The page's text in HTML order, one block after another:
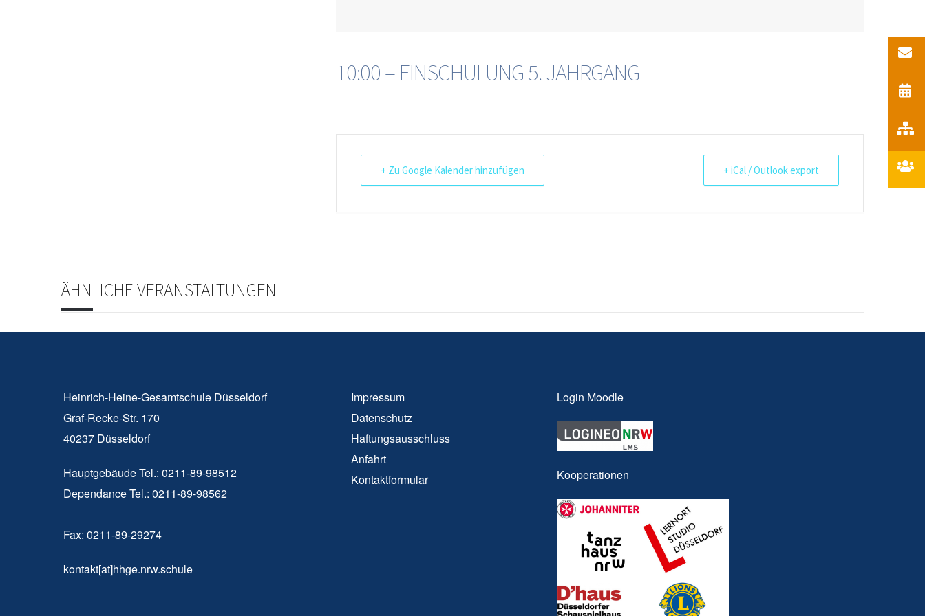
10:00 – EINSCHULUNG 5. JAHRGANG
+ Zu Google Kalender hinzufügen + iCal / Outlook export
ÄHNLICHE VERANSTALTUNGEN
Heinrich-Heine-Gesamtschule Düsseldorf
Graf-Recke-Str. 170
40237 Düsseldorf
Hauptgebäude Tel.: 0211-89-98512
Dependance Tel.: 0211-89-98562
Fax: 0211-89-29274
kontakt[at]hhge.nrw.schule
Impressum
Datenschutz
Haftungsausschluss
Anfahrt
Kontaktformular
Login Moodle
Kooperationen